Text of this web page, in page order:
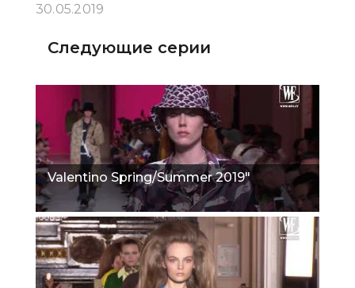
30.05.2019
Следующие серии
Valentino Spring/Summer 2019"